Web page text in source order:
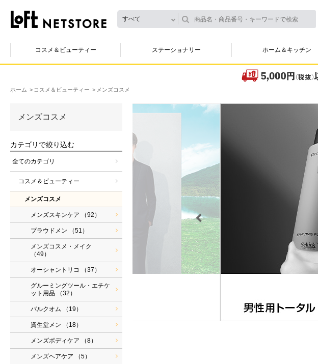
すべて
コスメ＆ビューティー ステーショナリー ホーム＆キッチン
ホーム コスメ＆ビューティー メンズコスメ
メンズコスメ
カテゴリで絞り込む
全てのカテゴリ
コスメ＆ビューティー
メンズコスメ
メンズスキンケア （92）
プラウドメン （51）
メンズコスメ・メイク
（49）
オーシャントリコ （37）
グルーミングツール・エチケ
ット用品
（32）
バルクオム （19）
資生堂メン （18）
メンズボディケア （8）
メンズヘアケア （5）